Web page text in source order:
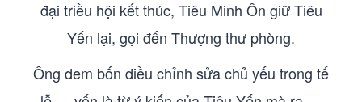
đại triều hội kết thúc, Tiêu Minh Ôn giữ Tiêu
Yến lại, gọi đến Thượng thư phòng.
Ông đem bốn điều chỉnh sửa chủ yếu trong tế